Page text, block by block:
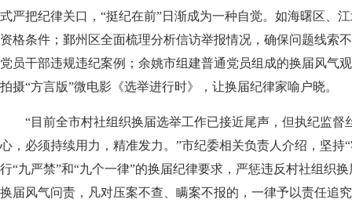
式严把纪律关口，“挺纪在前”日渐成为一种自觉。如海曙区、
资格条件；鄞州区全面梳理分析信访举报情况，确保问题线索
党员干部违规违纪案例；余姚市组建普通党员组成的换届风气
拍摄“方言版”微电影《选举进行时》，让换届纪律家喻户晓。
“目前全市村社组织换届选举工作已接近尾声，但执纪监督
心，必须持续用力，精准发力。”市纪委相关负责人介绍，坚持
行“九严禁”和“九个一律”的换届纪律要求，严惩违反村社组织
换届风气问责，凡对压案不查、瞒案不报的，一律予以责任追